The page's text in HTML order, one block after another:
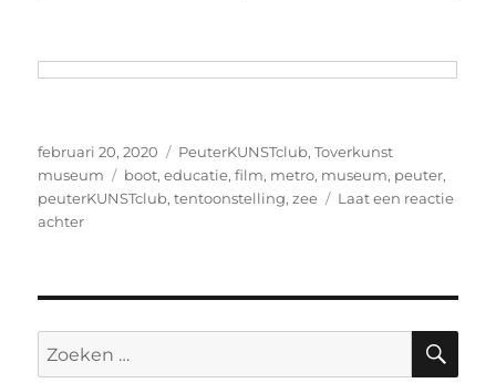
Geplaatst
op
februari 20, 2020 Categorieën
PeuterKUNSTclub,Toverkunst
museum
Tags
boot,educatie,film, metro, museum, peuter,
peuterKUNSTclub,tentoonstelling,zee
Laat een reactie
achterop
hij?’
Zoeken
naar: